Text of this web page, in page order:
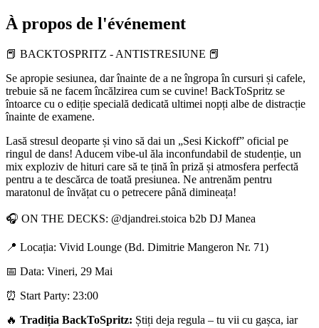
À propos de l'événement
📕 BACKTOSPRITZ - ANTISTRESIUNE 📕
Se apropie sesiunea, dar înainte de a ne îngropa în cursuri și cafele,
trebuie să ne facem încălzirea cum se cuvine! BackToSpritz se
întoarce cu o ediție specială dedicată ultimei nopți albe de distracție
înainte de examene.
Lasă stresul deoparte și vino să dai un „Sesi Kickoff” oficial pe
ringul de dans! Aducem vibe-ul ăla inconfundabil de studenție, un
mix exploziv de hituri care să te țină în priză și atmosfera perfectă
pentru a te descărca de toată presiunea. Ne antrenăm pentru
maratonul de învățat cu o petrecere până dimineața!
🎧 ON THE DECKS: @djandrei.stoica b2b DJ Manea
📍 Locația: Vivid Lounge (Bd. Dimitrie Mangeron Nr. 71)
📅 Data: Vineri, 29 Mai
⏰ Start Party: 23:00
🔥 Tradiția BackToSpritz: Știți deja regula – tu vii cu gașca, iar